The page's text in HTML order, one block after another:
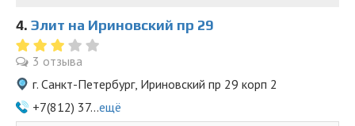
4. Элит на Ириновский пр 29
3 отзыва
г. Санкт-Петербург, Ириновский пр 29 корп 2
+7(812) 37...ещё